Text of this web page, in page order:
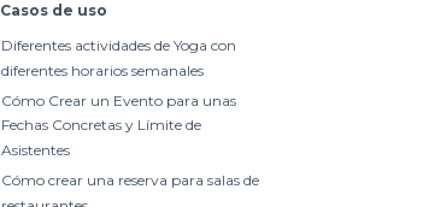
Casos de uso
Diferentes actividades de Yoga con
diferentes horarios semanales
Cómo Crear un Evento para unas
Fechas Concretas y Límite de
Asistentes
Cómo crear una reserva para salas de